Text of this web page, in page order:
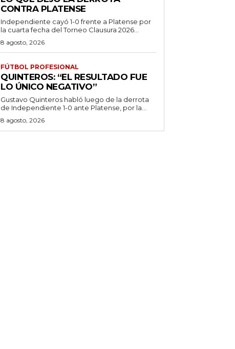
CONTRA PLATENSE
Independiente cayó 1-0 frente a Platense por
la cuarta fecha del Torneo Clausura 2026...
8 agosto, 2026
FÚTBOL PROFESIONAL
QUINTEROS: “EL RESULTADO FUE
LO ÚNICO NEGATIVO”
Gustavo Quinteros habló luego de la derrota
de Independiente 1-0 ante Platense, por la...
8 agosto, 2026